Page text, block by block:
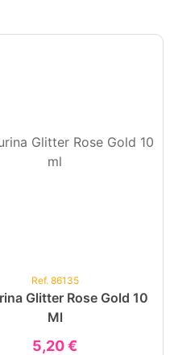
Ref. 86135
Glitter Rose Gold 10
Ml
5,20 €